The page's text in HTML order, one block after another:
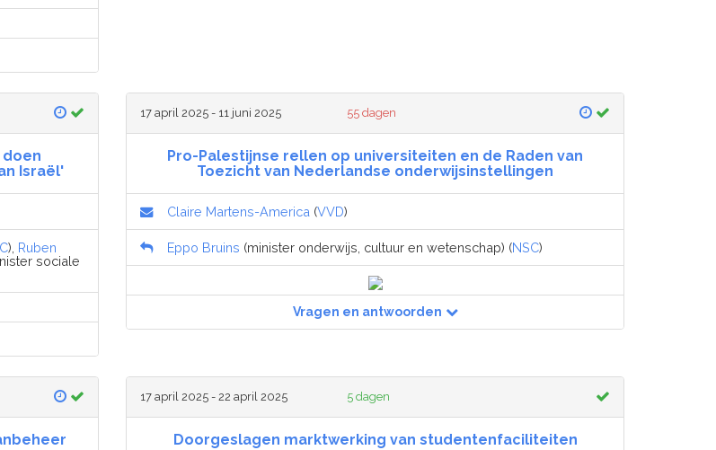
Israël'
), Ruben
sociale
17 april 2025 - 11 juni 2025 55 dagen
Pro-Palestijnse rellen op universiteiten en de Raden van
Toezicht van Nederlandse onderwijsinstellingen
Claire Martens-America (VVD)
Eppo Bruins (minister onderwijs, cultuur en wetenschap) (NSC)
Vragen en antwoorden
17 april 2025 - 22 april 2025 5 dagen
Doorgeslagen marktwerking van studentenfaciliteiten